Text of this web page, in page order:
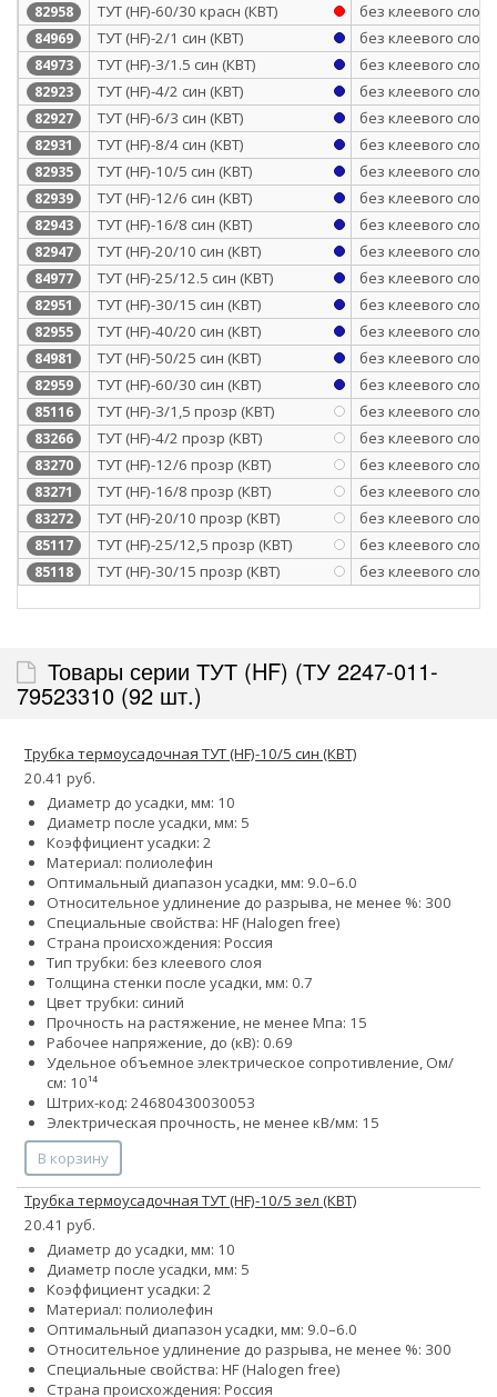
82958 ТУТ (HF)-60/30 красн (КВТ) без клеевого слоя
84969 ТУТ (HF)-2/1 син (КВТ) без клеевого слоя
84973 ТУТ (HF)-3/1.5 син (КВТ) без клеевого слоя
82923 ТУТ (HF)-4/2 син (КВТ) без клеевого слоя
82927 ТУТ (HF)-6/3 син (КВТ) без клеевого слоя
82931 ТУТ (HF)-8/4 син (КВТ) без клеевого слоя
82935 ТУТ (HF)-10/5 син (КВТ) без клеевого слоя
82939 ТУТ (HF)-12/6 син (КВТ) без клеевого слоя
82943 ТУТ (HF)-16/8 син (КВТ) без клеевого слоя
82947 ТУТ (HF)-20/10 син (КВТ) без клеевого слоя
84977 ТУТ (HF)-25/12.5 син (КВТ) без клеевого слоя
82951 ТУТ (HF)-30/15 син (КВТ) без клеевого слоя
82955 ТУТ (HF)-40/20 син (КВТ) без клеевого слоя
84981 ТУТ (HF)-50/25 син (КВТ) без клеевого слоя
82959 ТУТ (HF)-60/30 син (КВТ) без клеевого слоя
85116 ТУТ (HF)-3/1,5 прозр (КВТ) без клеевого слоя
83266 ТУТ (HF)-4/2 прозр (КВТ) без клеевого слоя
83270 ТУТ (HF)-12/6 прозр (КВТ) без клеевого слоя
83271 ТУТ (HF)-16/8 прозр (КВТ) без клеевого слоя
83272 ТУТ (HF)-20/10 прозр (КВТ) без клеевого слоя
85117 ТУТ (HF)-25/12,5 прозр (КВТ) без клеевого слоя
85118 ТУТ (HF)-30/15 прозр (КВТ) без клеевого слоя
Товары серии ТУТ (HF) (ТУ 2247-011-
79523310 (92 шт.)
Трубка термоусадочная ТУТ (HF)-10/5 син (КВТ)
20.41 руб.
Диаметр до усадки, мм: 10
Диаметр после усадки, мм: 5
Коэффициент усадки: 2
Материал: полиолефин
Оптимальный диапазон усадки, мм: 9.0–6.0
Относительное удлинение до разрыва, не менее %: 300
Специальные свойства: HF (Halogen free)
Страна происхождения: Россия
Тип трубки: без клеевого слоя
Толщина стенки после усадки, мм: 0.7
Цвет трубки: синий
Прочность на растяжение, не менее Мпа: 15
Рабочее напряжение, до (кВ): 0.69
Удельное объемное электрическое сопротивление, Ом/
см: 10¹⁴
Штрих-код: 24680430030053
Электрическая прочность, не менее кВ/мм: 15
В корзину
Трубка термоусадочная ТУТ (HF)-10/5 зел (КВТ)
20.41 руб.
Диаметр до усадки, мм: 10
Диаметр после усадки, мм: 5
Коэффициент усадки: 2
Материал: полиолефин
Оптимальный диапазон усадки, мм: 9.0–6.0
Относительное удлинение до разрыва, не менее %: 300
Специальные свойства: HF (Halogen free)
Страна происхождения: Россия